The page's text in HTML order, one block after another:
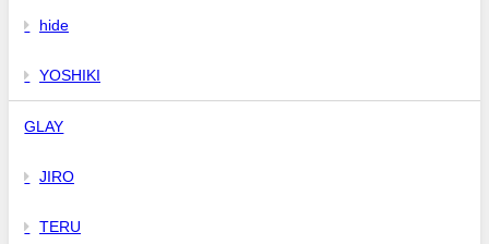
hide
YOSHIKI
GLAY
JIRO
TERU